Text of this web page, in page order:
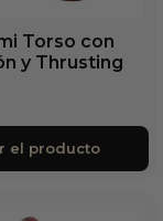
Torso con
y Thrusting
el producto